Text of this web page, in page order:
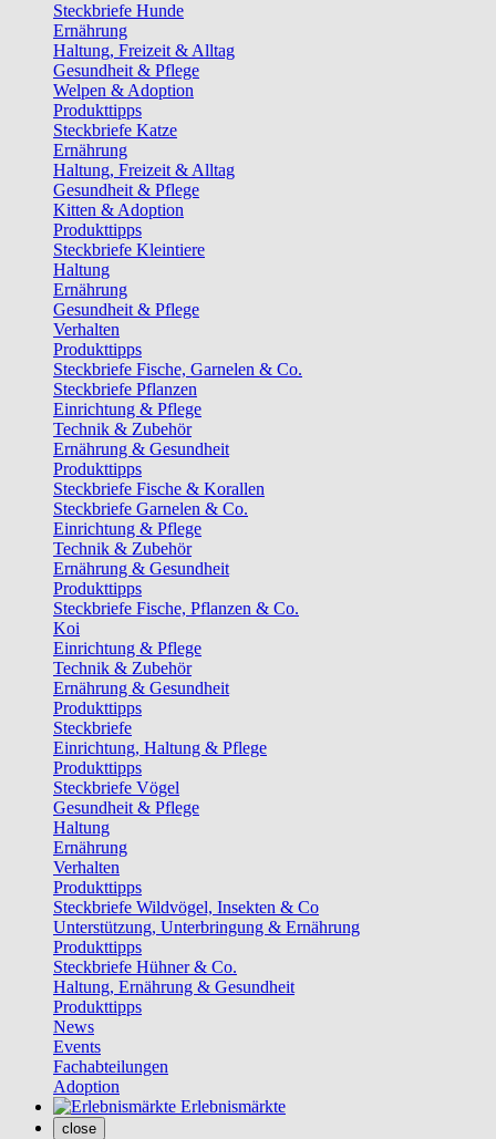
Steckbriefe Hunde
Ernährung
Haltung, Freizeit & Alltag
Gesundheit & Pflege
Welpen & Adoption
Produkttipps
Steckbriefe Katze
Ernährung
Haltung, Freizeit & Alltag
Gesundheit & Pflege
Kitten & Adoption
Produkttipps
Steckbriefe Kleintiere
Haltung
Ernährung
Gesundheit & Pflege
Verhalten
Produkttipps
Steckbriefe Fische, Garnelen & Co.
Steckbriefe Pflanzen
Einrichtung & Pflege
Technik & Zubehör
Ernährung & Gesundheit
Produkttipps
Steckbriefe Fische & Korallen
Steckbriefe Garnelen & Co.
Einrichtung & Pflege
Technik & Zubehör
Ernährung & Gesundheit
Produkttipps
Steckbriefe Fische, Pflanzen & Co.
Koi
Einrichtung & Pflege
Technik & Zubehör
Ernährung & Gesundheit
Produkttipps
Steckbriefe
Einrichtung, Haltung & Pflege
Produkttipps
Steckbriefe Vögel
Gesundheit & Pflege
Haltung
Ernährung
Verhalten
Produkttipps
Steckbriefe Wildvögel, Insekten & Co
Unterstützung, Unterbringung & Ernährung
Produkttipps
Steckbriefe Hühner & Co.
Haltung, Ernährung & Gesundheit
Produkttipps
News
Events
Fachabteilungen
Adoption
Erlebnismärkte
close